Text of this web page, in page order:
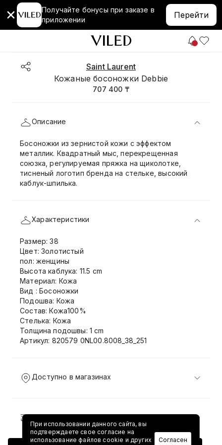
Получайте бонусы при заказе в
приложении
Перейти
Saint Laurent
Кожаные босоножки Debbie
707 400 ₸
Описание
Босоножки из зернистой кожи с эффектом
металлик. Квадратный мыс, перекрещенная
союзка, регулируемая пряжка на щиколотке,
тисненый логотип бренда на стельке, высокий
каблук-шпилька.
Характеристики
Размер: 38
Цвет: Золотистый
пол: женщины
Высота каблука: 11.5 cm
Материал: Кожа
Вид : Босоножки
Подошва: Кожа
Состав: Кожа100%
Стелька: Кожа
Толщина подошвы: 1 cm
Артикул: 820579 0NL00.8008_38_251
Доступно в магазинах
Доставка и возврат
При использовании данного сайта, вы
подтверждаете свое согласие на
использование файлов cookie и других
Согласен